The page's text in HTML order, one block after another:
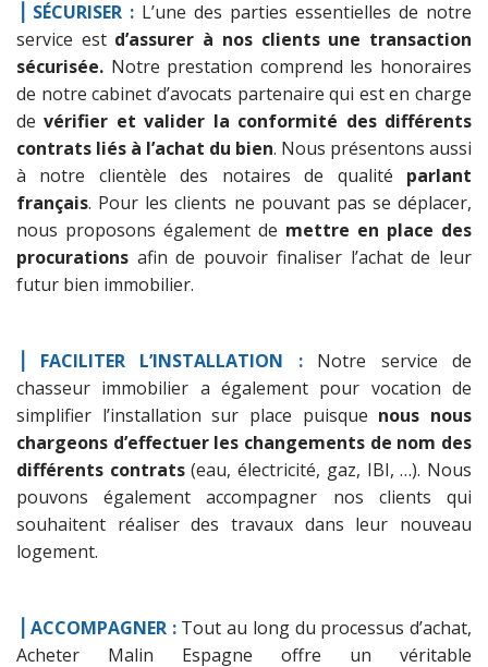
⎟ SÉCURISER : L’une des parties essentielles de notre
service est d’assurer à nos clients une transaction
sécurisée. Notre prestation comprend les honoraires
de notre cabinet d’avocats partenaire qui est en charge
de vérifier et valider la conformité des différents
contrats liés à l’achat du bien. Nous présentons aussi
à notre clientèle des notaires de qualité parlant
français. Pour les clients ne pouvant pas se déplacer,
nous proposons également de mettre en place des
procurations afin de pouvoir finaliser l’achat de leur
futur bien immobilier.
⎟ FACILITER L’INSTALLATION : Notre service de
chasseur immobilier a également pour vocation de
simplifier l’installation sur place puisque nous nous
chargeons d’effectuer les changements de nom des
différents contrats(eau, électricité, gaz, IBI, …). Nous
pouvons également accompagner nos clients qui
souhaitent réaliser des travaux dans leur nouveau
logement.
⎟ ACCOMPAGNER : Tout au long du processus d’achat,
Acheter Malin Espagne offre un véritable